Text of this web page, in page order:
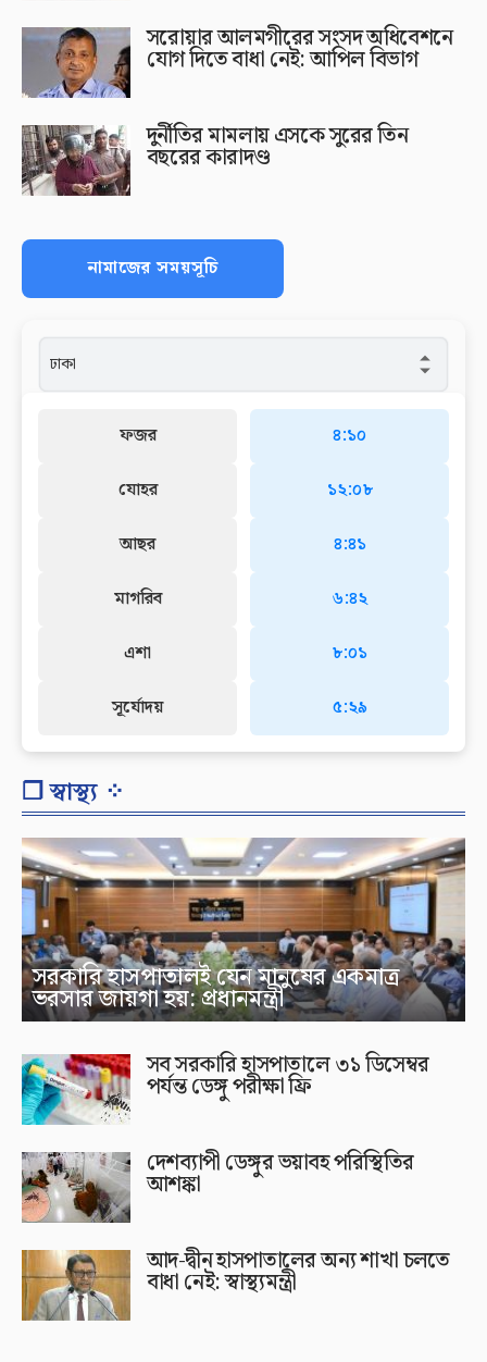
সরোয়ার আলমগীরের সংসদ অধিবেশনে
যোগ দিতে বাধা নেই: আপিল বিভাগ
দুর্নীতির মামলায় এসকে সুরের তিন
বছরের কারাদণ্ড
নামাজের সময়সূচি
ফজর
যোহর
আছর
মাগরিব
এশা
সূর্যোদয়
৪:১০
১২:০৮
৪:৪১
৬:৪২
৮:০১
৫:২৯
❐ স্বাস্থ্য ⁘
সরকারি হাসপাতালই যেন মানুষের একমাত্র
ভরসার জায়গা হয়: প্রধানমন্ত্রী
সব সরকারি হাসপাতালে ৩১ ডিসেম্বর
পর্যন্ত ডেঙ্গু পরীক্ষা ফ্রি
দেশব্যাপী ডেঙ্গুর ভয়াবহ পরিস্থিতির
আশঙ্কা
আদ-দ্বীন হাসপাতালের অন্য শাখা চলতে
বাধা নেই: স্বাস্থ্যমন্ত্রী